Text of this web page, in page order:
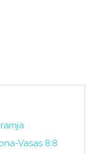
Vasas 8:8